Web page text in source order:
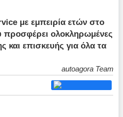
με εμπειρία ετών στο
προσφέρει ολοκληρωμένες
και επισκευής για όλα τα
autoagora Team